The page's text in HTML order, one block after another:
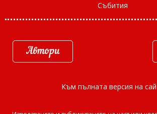
Събития
Автори
Към пълната версия на